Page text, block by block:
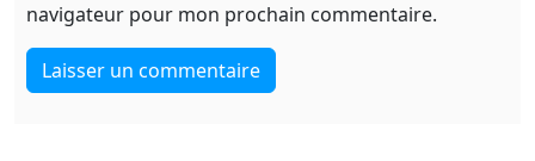
navigateur pour mon prochain commentaire.